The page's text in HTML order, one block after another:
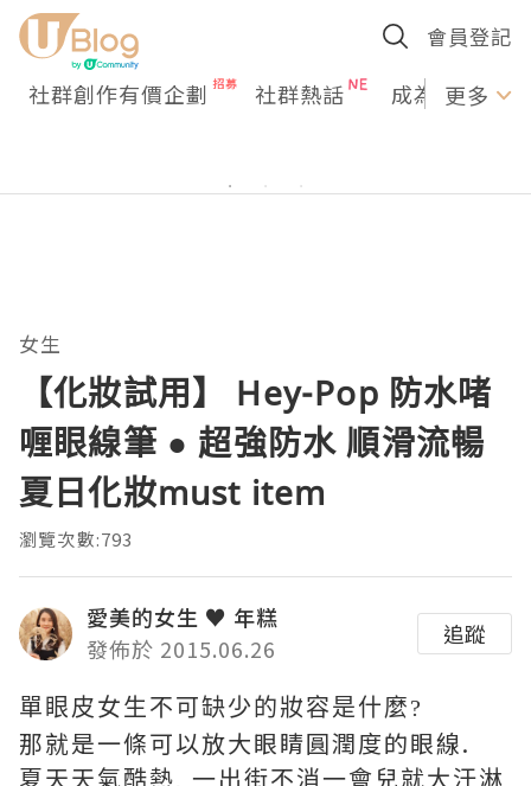
會員登記
社群創作有價企劃 社群熱話 成為U更多
女生
【化妝試用】 Hey-Pop 防水啫
喱眼線筆 ● 超強防水 順滑流暢
夏日化妝must item
瀏覽次數:793
愛美的女生 ♥ 年糕
發佈於 2015.06.26
追蹤
單眼皮女生不可缺少的妝容是什麼?
那就是一條可以放大眼睛圓潤度的眼線.
夏天天氣酷熱, 一出街不消一會兒就大汗淋